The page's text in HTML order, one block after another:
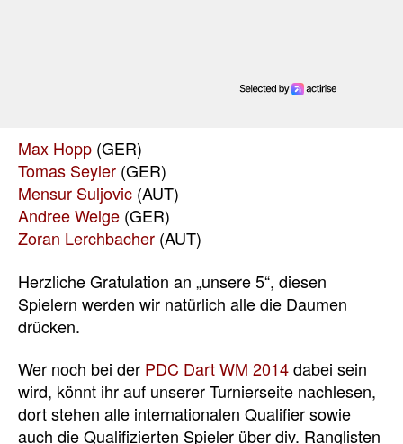
Max Hopp (GER)
Tomas Seyler (GER)
Mensur Suljovic (AUT)
Andree Welge (GER)
Zoran Lerchbacher (AUT)
Herzliche Gratulation an „unsere 5“, diesen
Spielern werden wir natürlich alle die Daumen
drücken.
Wer noch bei der PDC Dart WM 2014dabei sein
wird, könnt ihr auf unserer Turnierseite nachlesen,
dort stehen alle internationalen Qualifier sowie
auch die Qualifizierten Spieler über div. Ranglisten